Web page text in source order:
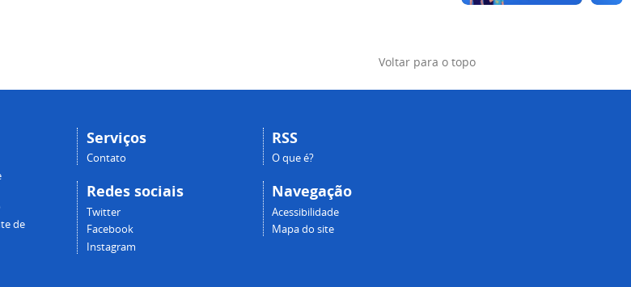
Voltar para o topo
de
Serviços
Contato
Redes sociais
Twitter
Facebook
Instagram
RSS
O que é?
Navegação
Acessibilidade
Mapa do site